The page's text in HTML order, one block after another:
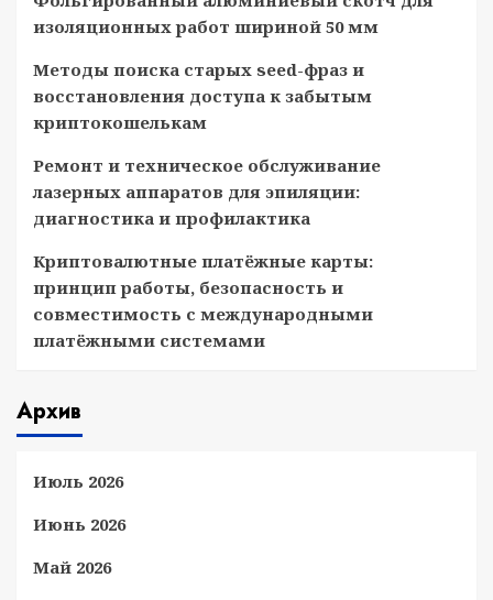
изоляционных работ шириной 50 мм
Методы поиска старых seed-фраз и
восстановления доступа к забытым
криптокошелькам
Ремонт и техническое обслуживание
лазерных аппаратов для эпиляции:
диагностика и профилактика
Криптовалютные платёжные карты:
принцип работы, безопасность и
совместимость с международными
платёжными системами
Архив
Июль 2026
Июнь 2026
Май 2026